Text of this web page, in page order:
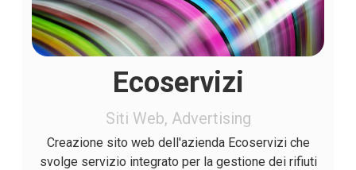
Ecoservizi
Siti Web, Advertising
Creazione sito web dell'azienda Ecoservizi che
svolge servizio integrato per la gestione dei rifiuti